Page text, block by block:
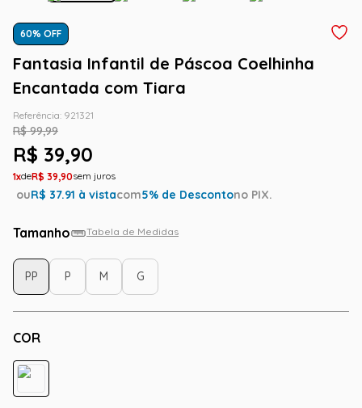
60% OFF
Fantasia Infantil de Páscoa Coelhinha
Encantada com Tiara
Referência: 921321
R$ 99,99
R$ 39,90
1 R$ 39,90
ouR$ 37.91 à vistacom5% de Descontono PIX.
Tamanho Tabela de Medidas
COR
PP P M G